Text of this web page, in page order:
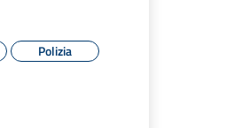
Polizia